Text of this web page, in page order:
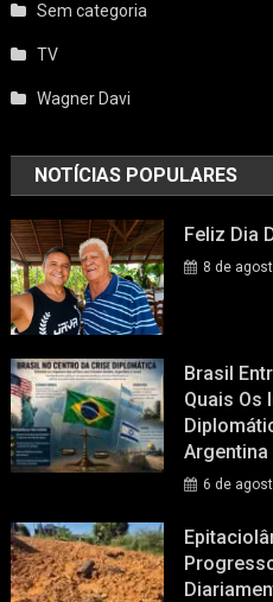
Sem categoria
TV
Wagner Davi
NOTÍCIAS POPULARES
Feliz Dia
8 de
Brasil
Quais Os
Argentina
6 de